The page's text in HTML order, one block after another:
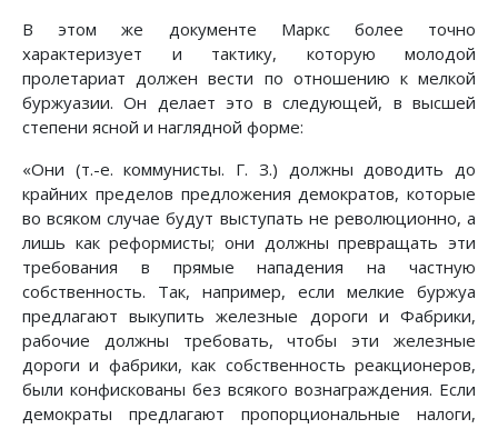
В этом же документе Маркс более точно
характеризует и тактику, которую молодой
пролетариат должен вести по отношению к мелкой
буржуазии. Он делает это в следующей, в высшей
степени ясной и наглядной форме:
«Они (т.-е. коммунисты. Г. З.) должны доводить до
крайних пределов предложения демократов, которые
во всяком случае будут выступать не революционно, а
лишь как реформисты; они должны превращать эти
требования в прямые нападения на частную
собственность. Так, например, если мелкие буржуа
предлагают выкупить железные дороги и Фабрики,
рабочие должны требовать, чтобы эти железные
дороги и фабрики, как собственность реакционеров,
были конфискованы без всякого вознаграждения. Если
демократы предлагают пропорциональные налоги,